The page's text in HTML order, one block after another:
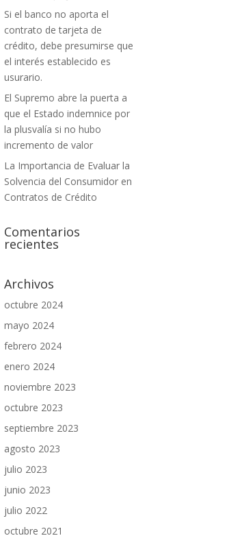
Si el banco no aporta el
contrato de tarjeta de
crédito, debe presumirse que
el interés establecido es
usurario.
El Supremo abre la puerta a
que el Estado indemnice por
la plusvalía si no hubo
incremento de valor
La Importancia de Evaluar la
Solvencia del Consumidor en
Contratos de Crédito
Comentarios
recientes
Archivos
octubre 2024
mayo 2024
febrero 2024
enero 2024
noviembre 2023
octubre 2023
septiembre 2023
agosto 2023
julio 2023
junio 2023
julio 2022
octubre 2021